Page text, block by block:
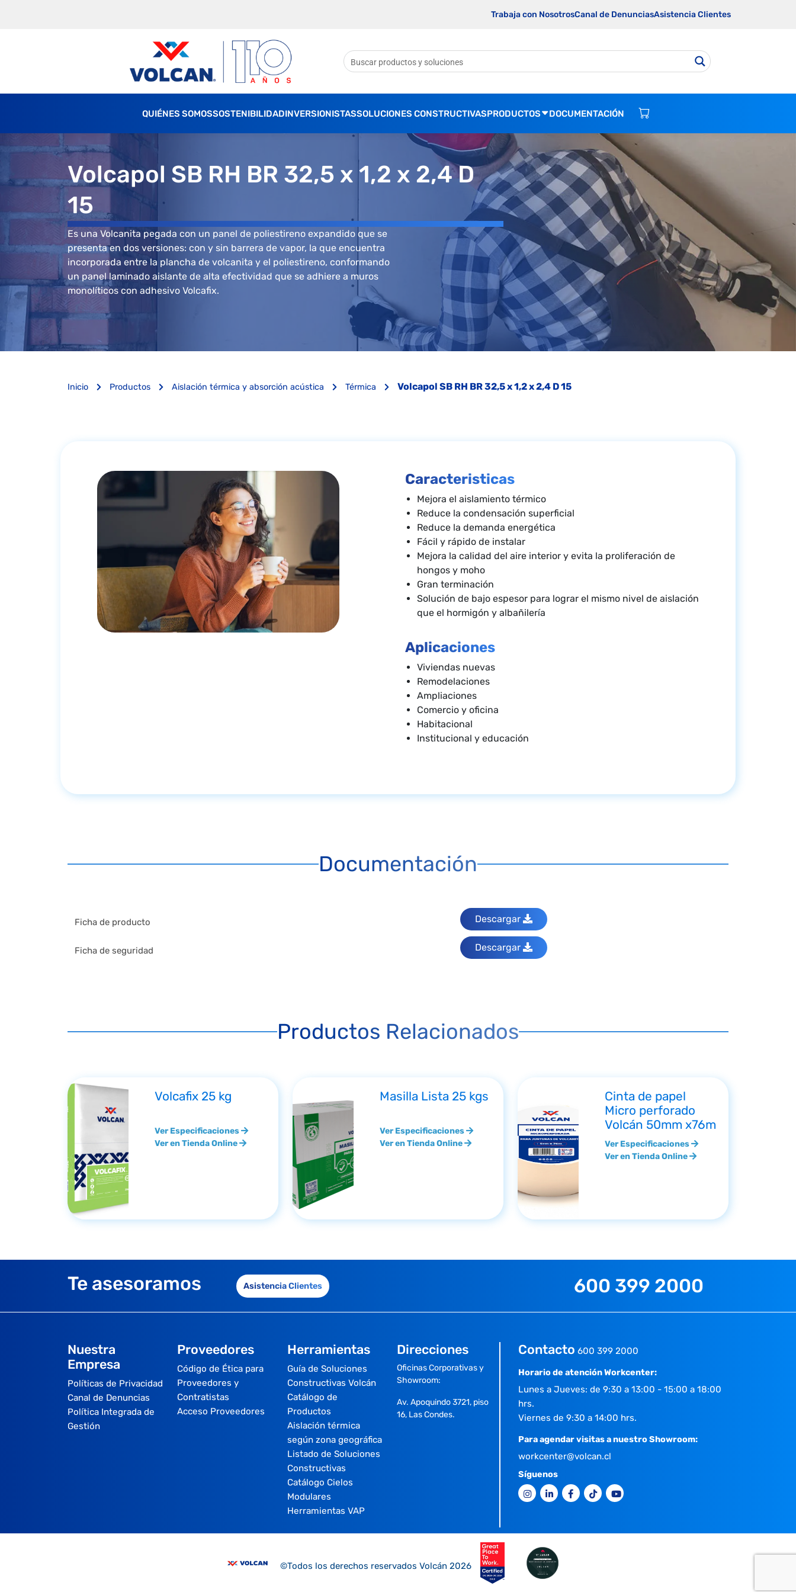
Trabaja con NosotrosCanal de DenunciasAsistencia Clientes
QUIÉNES SOMOSSOSTENIBILIDADINVERSIONISTASSOLUCIONES CONSTRUCTIVASPRODUCTOS DOCUMENTACIÓN
Volcapol SB RH BR 32,5 x 1,2 x 2,4 D
15
Es una Volcanita pegada con un panel de poliestireno expandido que se
presenta en dos versiones: con y sin barrera de vapor, la que encuentra
incorporada entre la plancha de volcanita y el poliestireno, conformando
un panel laminado aislante de alta efectividad que se adhiere a muros
monolíticos con adhesivo Volcafix.
Inicio Productos Aislación térmica y absorción acústica Térmica Volcapol SB RH BR 32,5 x 1,2 x 2,4 D 15
Caracteristicas
Mejora el aislamiento térmico
Reduce la condensación superficial
Reduce la demanda energética
Fácil y rápido de instalar
Mejora la calidad del aire interior y evita la proliferación de
hongos y moho
Gran terminación
Solución de bajo espesor para lograr el mismo nivel de aislación
que el hormigón y albañilería
Aplicaciones
Viviendas nuevas
Remodelaciones
Ampliaciones
Comercio y oficina
Habitacional
Institucional y educación
Documentación
Ficha de producto Descargar
Ficha de seguridad Descargar
Productos Relacionados
Volcafix 25 kg
Ver Especificaciones
Ver en Tienda Online
Masilla Lista 25 kgs
Ver Especificaciones
Ver en Tienda Online
Cinta de papel
Micro perforado
Volcán 50mm x76m
Ver Especificaciones
Ver en Tienda Online
Te asesoramos Asistencia Clientes 600 399 2000
Nuestra
Empresa
Políticas de Privacidad
Canal de Denuncias
Política Integrada de
Gestión
Proveedores
Código de Ética para
Proveedores y
Contratistas
Acceso Proveedores
Herramientas
Guía de Soluciones
Constructivas Volcán
Catálogo de
Productos
Aislación térmica
según zona geográfica
Listado de Soluciones
Constructivas
Catálogo Cielos
Modulares
Herramientas VAP
Direcciones
Oficinas Corporativas y
Showroom:
Av. Apoquindo 3721, piso
16, Las Condes.
Contacto 600 399 2000
Horario de atención Workcenter:
Lunes a Jueves: de 9:30 a 13:00 - 15:00 a 18:00
hrs.
Viernes de 9:30 a 14:00 hrs.
Para agendar visitas a nuestro Showroom:
workcenter@volcan.cl
Síguenos
©Todos los derechos reservados Volcán 2026